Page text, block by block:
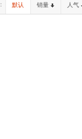
默认 销量 人气